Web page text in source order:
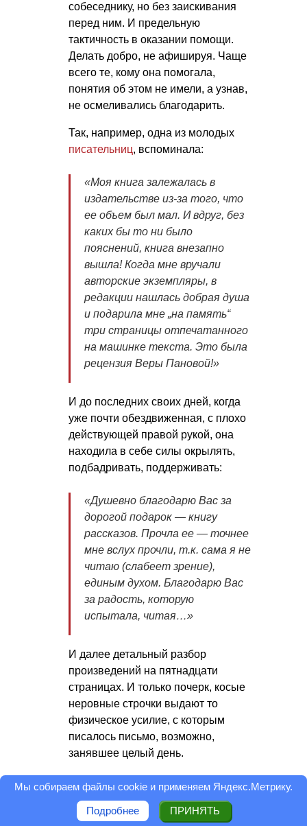
собеседнику, но без заискивания
перед ним. И предельную
тактичность в оказании помощи.
Делать добро, не афишируя. Чаще
всего те, кому она помогала,
понятия об этом не имели, а узнав,
не осмеливались благодарить.
Так, например, одна из молодых
писательниц, вспоминала:
«Моя книга залежалась в
издательстве из-за того, что
ее объем был мал. И вдруг, без
каких бы то ни было
пояснений, книга внезапно
вышла!Когда мне вручали
авторские экземпляры, в
редакции нашлась добрая душа
и подарила мне „на память“
три страницы отпечатанного
на машинке текста. Это была
рецензия Веры Пановой!»
И до последних своих дней, когда
уже почти обездвиженная, с плохо
действующей правой рукой, она
находила в себе силы окрылять,
подбадривать, поддерживать:
«Душевно благодарю Вас за
дорогой подарок — книгу
рассказов. Прочла ее — точнее
мне вслух прочли, т.к. сама я не
читаю (слабеет зрение),
единым духом. Благодарю Вас
за радость, которую
испытала, читая…»
И далее детальный разбор
произведений на пятнадцати
страницах. И только почерк, косые
неровные строчки выдают то
физическое усилие, с которым
писалось письмо, возможно,
занявшее целый день.
Три черты в ее характере наиболее
слушать, ошеломляющая
Мы собираем файлы cookie и применяем Яндекс.Метрику.
Подробнее ПРИНЯТЬ